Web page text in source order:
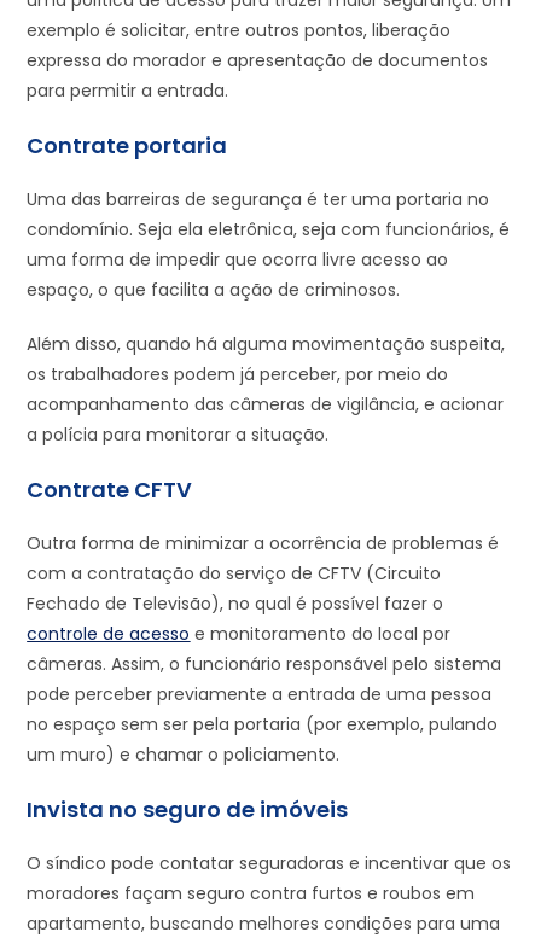
exemplo é solicitar, entre outros pontos, liberação
expressa do morador e apresentação de documentos
para permitir a entrada.
Contrate portaria
Uma das barreiras de segurança é ter uma portaria no
condomínio. Seja ela eletrônica, seja com funcionários, é
uma forma de impedir que ocorra livre acesso ao
espaço, o que facilita a ação de criminosos.
Além disso, quando há alguma movimentação suspeita,
os trabalhadores podem já perceber, por meio do
acompanhamento das câmeras de vigilância, e acionar
a polícia para monitorar a situação.
Contrate CFTV
Outra forma de minimizar a ocorrência de problemas é
com a contratação do serviço de CFTV (Circuito
Fechado de Televisão), no qual é possível fazer o
controle de acesso e monitoramento do local por
câmeras. Assim, o funcionário responsável pelo sistema
pode perceber previamente a entrada de uma pessoa
no espaço sem ser pela portaria (por exemplo, pulando
um muro) e chamar o policiamento.
Invista no seguro de imóveis
O síndico pode contatar seguradoras e incentivar que os
moradores façam seguro contra furtos e roubos em
apartamento, buscando melhores condições para uma